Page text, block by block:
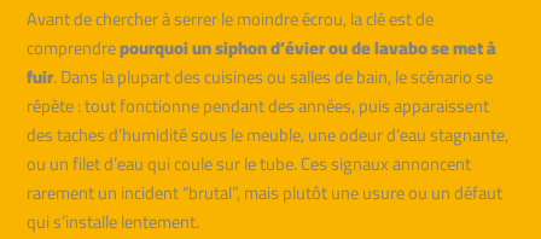
Avant de chercher à serrer le moindre écrou, la clé est de
comprendrepourquoi un siphon d’évier ou de lavabo se met à
fuir. Dans la plupart des cuisines ou salles de bain, le scénario se
répète : tout fonctionne pendant des années, puis apparaissent
des taches d’humidité sous le meuble, une odeur d’eau stagnante,
ou un filet d’eau qui coule sur le tube. Ces signaux annoncent
rarement un incident “brutal”, mais plutôt une usure ou un défaut
qui s’installe lentement.